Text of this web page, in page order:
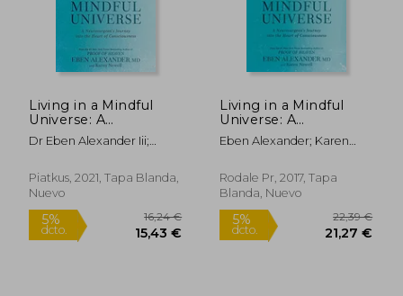
Living in a Mindful
Universe: A
Neurosurgeon'S
Journey Into the
Consciousness (en
Inglés)
Dr Eben Alexander Iii;
Piatkus, 2021, Tapa Blanda,
Nuevo
Living in a Mindful
Universe: A
Neurosurgeon's
Journey Into the
Consciousness (en
Inglés)
Eben Alexander; Karen
Rodale Pr, 2017, Tapa
Blanda, Nuevo